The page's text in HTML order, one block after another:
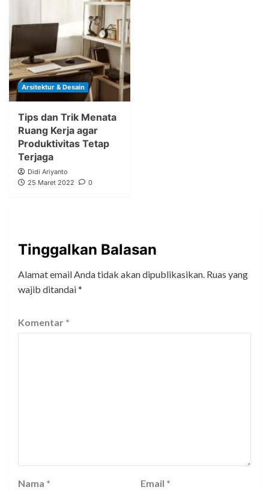
Arsitektur & Desain
Tips dan Trik Menata
Ruang Kerja agar
Produktivitas Tetap
Terjaga
Didi Ariyanto
25 Maret 2022
0
Tinggalkan Balasan
Alamat email Anda tidak akan dipublikasikan. Ruas yang
wajib ditandai*
Komentar *
Nama * Email *